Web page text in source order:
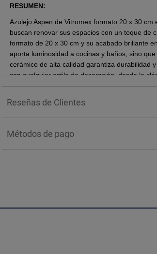
RESUMEN:
Azulejo Aspen de Vitromex formato 20 x 30
buscan renovar sus espacios con un toque de
formato de 20 x 30 cm y su acabado brillante
aporta luminosidad a cocinas y baños, sino
cerámico de alta calidad garantiza durabilidad
con cualquier estilo de decoración, desde lo
Tipo mármol.
1.82 m2 por caja.
mayor amplitud en habitaciones pequeñas.
Reseñas de Clientes
Métodos de pago